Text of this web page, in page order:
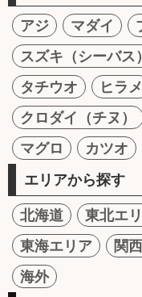
アジ マダイ
スズキ（シーバス）
タチウオ
ヒラメ
クロダイ（チヌ）
マグロ
カツオ
エリアから探す
北海道 東北エ
東海エリア
関
海外